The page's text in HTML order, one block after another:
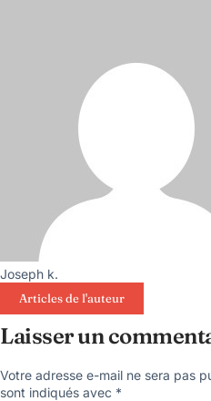
Joseph k.
Articles de l'auteur
Laisser un
Votre adresse e-mail ne sera pas
sont indiqués avec *